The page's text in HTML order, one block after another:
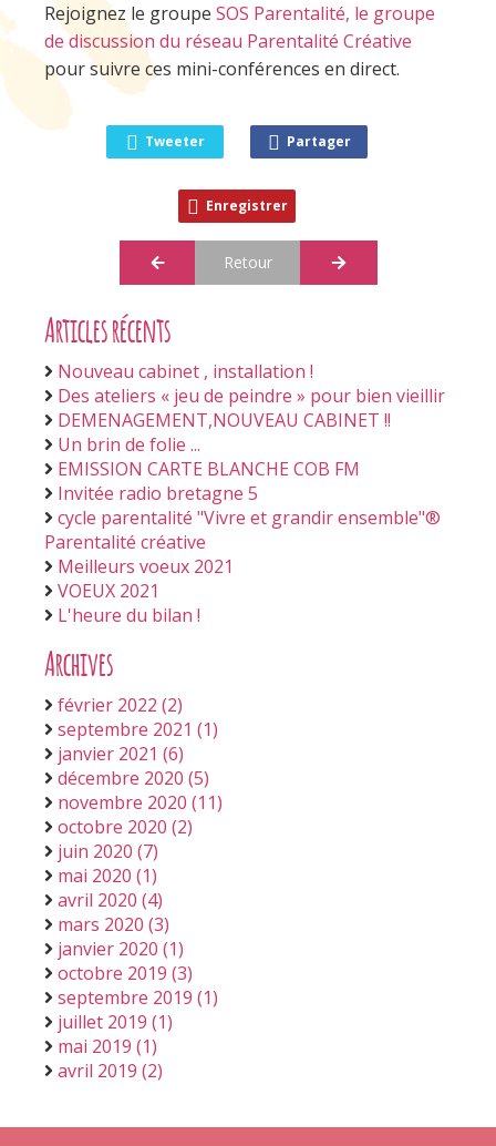
Rejoignez le groupe SOS Parentalité, le groupe
de discussion du réseau Parentalité Créative
pour suivre ces mini-conférences en direct.
Tweeter Partager
Enregistrer
Retour
Articles récents
Nouveau cabinet , installation !
Des ateliers « jeu de peindre » pour bien vieillir
DEMENAGEMENT,NOUVEAU CABINET !!
Un brin de folie ...
EMISSION CARTE BLANCHE COB FM
Invitée radio bretagne 5
cycle parentalité "Vivre et grandir ensemble"®
Parentalité créative
Meilleurs voeux 2021
VOEUX 2021
L'heure du bilan !
Archives
février 2022 (2)
septembre 2021 (1)
janvier 2021 (6)
décembre 2020 (5)
novembre 2020 (11)
octobre 2020 (2)
juin 2020 (7)
mai 2020 (1)
avril 2020 (4)
mars 2020 (3)
janvier 2020 (1)
octobre 2019 (3)
septembre 2019 (1)
juillet 2019 (1)
mai 2019 (1)
avril 2019 (2)